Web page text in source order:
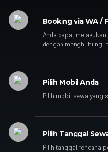
Booking via WA /
Anda dapat
dengan menghubungi
Pilih Mobil Anda
Pilih mobil sewa yang
Pilih Tanggal
Pilih tanggal rencana